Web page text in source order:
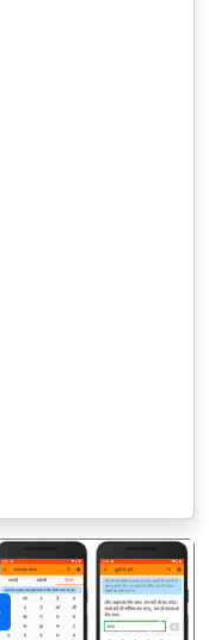
अगला